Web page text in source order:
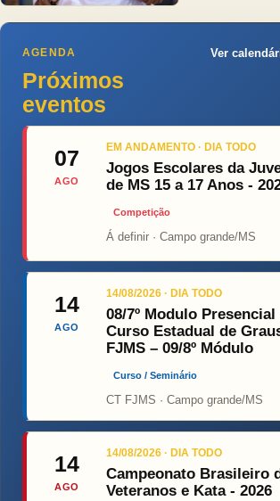
AGENDA
Próximos
eventos
Ver
07
AGO
EM ANDAMENTO · DIA TODO
Jogos Escolares da
de MS 15 a 17 Anos -
Competição
Á definir · Campo grande/MS
14
AGO
14/08/2026 · DIA TODO
08/7º Modulo Presencial
Curso Estadual de
FJMS – 09/8º Módulo
Curso / Seminário
CT FJMS · Campo grande/MS
14
AGO
14/08/2026 · DIA TODO
Campeonato Brasileiro
Veteranos e Kata - 2026